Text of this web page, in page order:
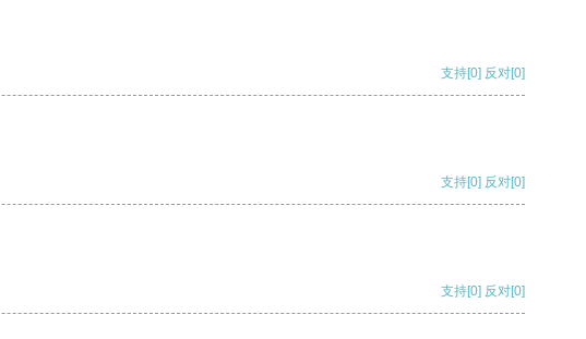
支持[0] 反对[0]
支持[0] 反对[0]
支持[0] 反对[0]